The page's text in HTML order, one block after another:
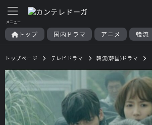
トップ 国内ドラマ アニメ 韓流
トップページ テレビドラマ 韓流(韓国)ドラマ